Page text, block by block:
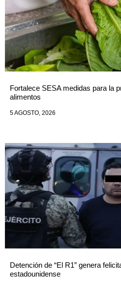
Fortalece SESA medidas para la
alimentos
5 AGOSTO, 2026
Detención de “El R1” genera
estadounidense